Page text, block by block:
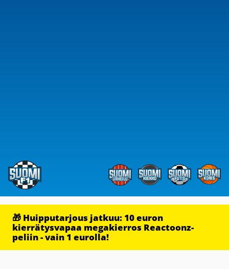
🎁 Huipputarjous jatkuu: 10 euron
kierrätysvapaa megakierros Reactoonz-
peliin - vain 1 eurolla!